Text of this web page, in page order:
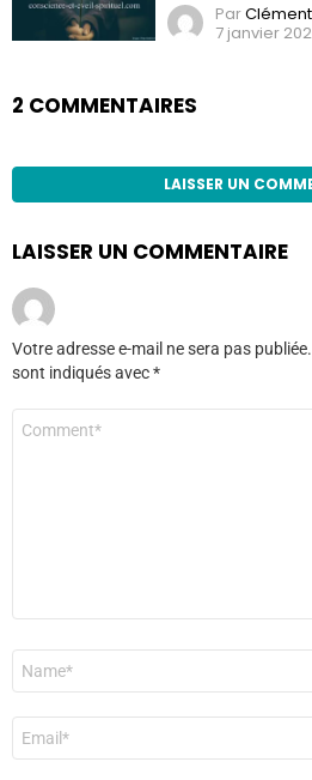
Par
7 janvier
2 COMMENTAIRES
LAISSER UN
LAISSER UN COMMENTAIRE
Votre adresse e-mail ne sera pas publiée.
sont indiqués avec*
Commentaire
Nom
E-
mail
*